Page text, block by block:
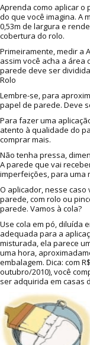
Aprenda como aplicar o
do que você imagina. A
0,53m de largura e
cobertura do rolo.
Primeiramente, medir a
assim você acha a área
parede deve ser
Rolo
Lembre-se, para
papel de parede. Deve
Para fazer uma
atento à qualidade do
comprar mais.
Não tenha pressa,
A parede que vai
imperfeições, para uma
O aplicador, nesse
parede, com rolo ou
parede. Vamos à cola?
Use cola em pó, diluída
adequada para a
misturada, ela parece
uma hora,
embalagem. Dica: com
outubro/2010), você
ser adquirida em casas